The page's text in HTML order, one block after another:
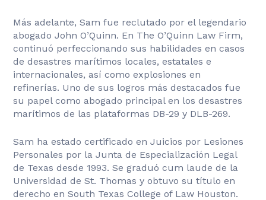
Más adelante, Sam fue reclutado por el legendario
abogado John O’Quinn. En The O’Quinn Law Firm,
continuó perfeccionando sus habilidades en casos
de desastres marítimos locales, estatales e
internacionales, así como explosiones en
refinerías. Uno de sus logros más destacados fue
su papel como abogado principal en los desastres
marítimos de las plataformas DB-29 y DLB-269.
Sam ha estado certificado en Juicios por Lesiones
Personales por la Junta de Especialización Legal
de Texas desde 1993. Se graduó cum laude de la
Universidad de St. Thomas y obtuvo su título en
derecho en South Texas College of Law Houston.